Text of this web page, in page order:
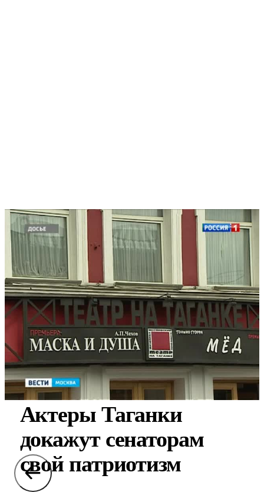
Актеры Таганки
докажут сенаторам
свой патриотизм